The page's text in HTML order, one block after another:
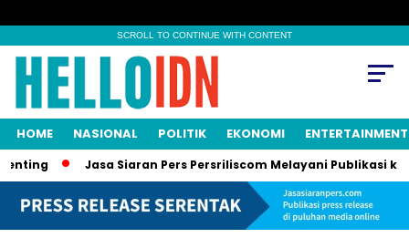
SCROLL TO CONTINUE WITH CONTENT
HOME NASIONAL POLITIK EKONOMI ENTERTAINMENT
Jasa Siaran Pers Persriliscom Melayani Publikasi ke